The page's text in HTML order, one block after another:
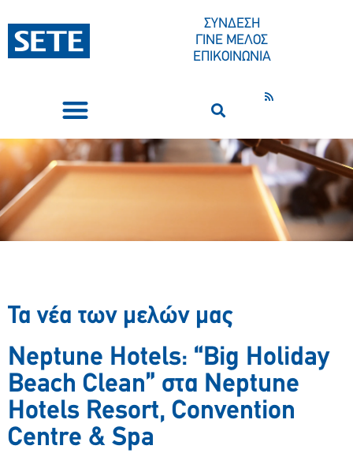
ΣΥΝΔΕΣΗ
ΓΙΝΕ ΜΕΛΟΣ
ΕΠΙΚΟΙΝΩΝΙΑ
Τα νέα των μελών μας
Neptune Hotels: “Βig Holiday
Beach Clean” στα Neptune
Hotels Resort, Convention
Centre & Spa